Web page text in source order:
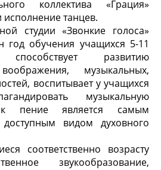
коллектива «Грация»
исполнение танцев.
студии «Звонкие голоса»
год обучения учащихся 5-11
развитию
музыкальных,
воспитывает у учащихся
музыкальную
пение является самым
видом духовного
соответственно возрасту
звукообразование,